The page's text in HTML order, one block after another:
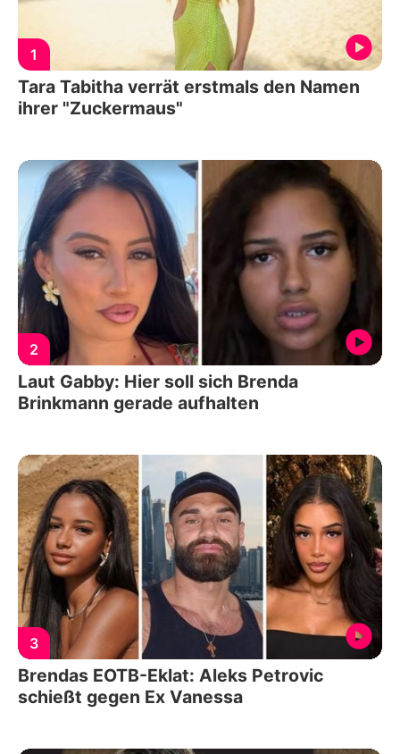
1
Tara Tabitha verrät erstmals den Namen
ihrer "Zuckermaus"
2
Laut Gabby: Hier soll sich Brenda
Brinkmann gerade aufhalten
3
Brendas EOTB-Eklat: Aleks Petrovic
schießt gegen Ex Vanessa